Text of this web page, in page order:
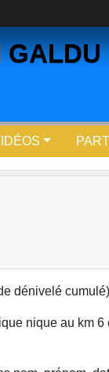
GALDU
dénivelé
nique au km